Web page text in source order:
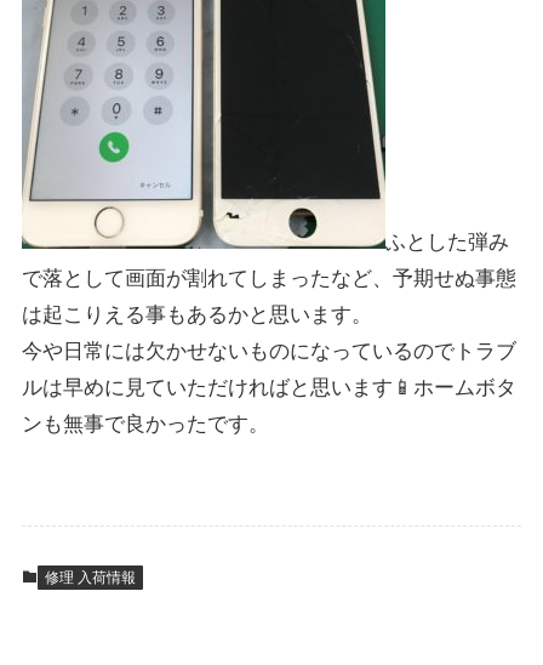
ふとした弾み
で落として画面が割れてしまったなど、予期せぬ事態
は起こりえる事もあるかと思います。
今や日常には欠かせないものになっているのでトラブ
ルは早めに見ていただければと思います📱ホームボタ
ンも無事で良かったです。
修理 入荷情報